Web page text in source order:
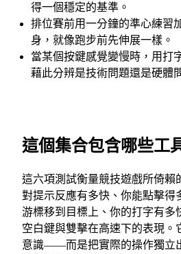
得一個穩定的基準。
排位賽前用一分鐘的準心練習
身，就像跑步前先伸展一樣。
當某個按鍵感覺變慢時，用打
藉此分辨是技術問題還是硬體
這個集合包含哪些工
這六項測試衡量競技遊戲所倚賴
對提示反應有多快、你能點擊得
游標移到目標上、你的打字有多
空白鍵與雙擊在高速下的表現。
意識——而是把實際的操作獨立